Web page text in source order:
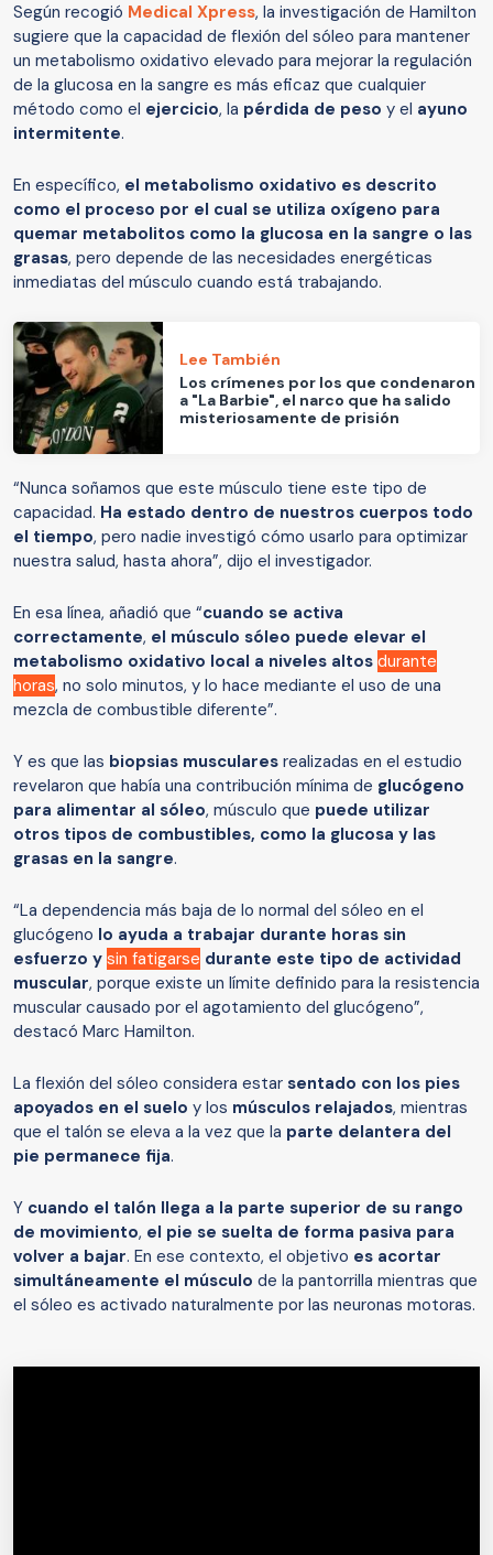
Según recogió Medical Xpress, la investigación de Hamilton
sugiere que la capacidad de flexión del sóleo para mantener
un metabolismo oxidativo elevado para mejorar la regulación
de la glucosa en la sangre es más eficaz que cualquier
método como el ejercicio, la pérdida de peso y el ayuno
intermitente.
En específico, el metabolismo oxidativo es descrito
como el proceso por el cual se utiliza oxígeno para
quemar metabolitos como la glucosa en la sangre o las
grasas, pero depende de las necesidades energéticas
inmediatas del músculo cuando está trabajando.
Lee También
Los crímenes por los que condenaron
a "La Barbie", el narco que ha salido
misteriosamente de prisión
“Nunca soñamos que este músculo tiene este tipo de
capacidad. Ha estado dentro de nuestros cuerpos todo
el tiempo, pero nadie investigó cómo usarlo para optimizar
nuestra salud, hasta ahora”, dijo el investigador.
En esa línea, añadió que “cuando se activa
correctamente, el músculo sóleo puede elevar el
metabolismo oxidativo local a niveles altos durante
horas, no solo minutos, y lo hace mediante el uso de una
mezcla de combustible diferente”.
Y es que las biopsias musculares realizadas en el estudio
revelaron que había una contribución mínima de glucógeno
para alimentar al sóleo, músculo que puede utilizar
otros tipos de combustibles, como la glucosa y las
grasas en la sangre.
“La dependencia más baja de lo normal del sóleo en el
glucógeno lo ayuda a trabajar durante horas sin
esfuerzo y sin fatigarse durante este tipo de actividad
muscular, porque existe un límite definido para la resistencia
muscular causado por el agotamiento del glucógeno”,
destacó Marc Hamilton.
La flexión del sóleo considera estar sentado con los pies
apoyados en el suelo y los músculos relajados, mientras
que el talón se eleva a la vez que la parte delantera del
pie permanece fija.
Y cuando el talón llega a la parte superior de su rango
de movimiento, el pie se suelta de forma pasiva para
volver a bajar. En ese contexto, el objetivo es acortar
simultáneamente el músculo de la pantorrilla mientras que
el sóleo es activado naturalmente por las neuronas motoras.